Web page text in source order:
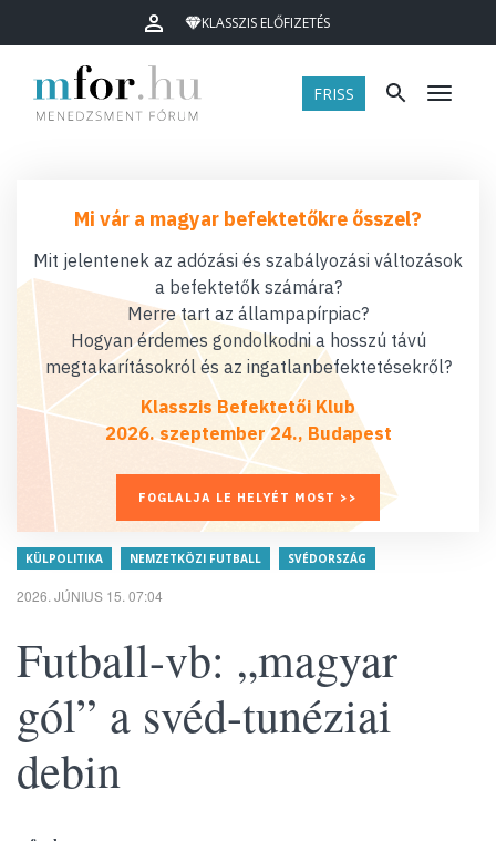
KLASSZIS ELŐFIZETÉS
FRISS Menü
Mi vár a magyar befektetőkre ősszel?
Mit jelentenek az adózási és szabályozási változások
a befektetők számára?
Merre tart az állampapírpiac?
Hogyan érdemes gondolkodni a hosszú távú
megtakarításokról és az ingatlanbefektetésekről?
Klasszis Befektetői Klub
2026. szeptember 24., Budapest
FOGLALJA LE HELYÉT MOST >>
KÜLPOLITIKA NEMZETKÖZI FUTBALL SVÉDORSZÁG
2026. JÚNIUS 15. 07:04
Futball-vb: „magyar
gól” a svéd-tunéziai
debin